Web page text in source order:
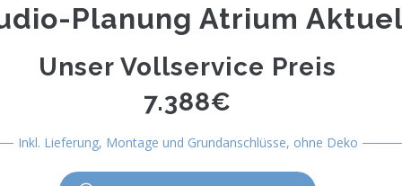
Planung Atrium
Unser Vollservice Preis
7.388€
Inkl. Lieferung, Montage und Grundanschlüsse, ohne Deko